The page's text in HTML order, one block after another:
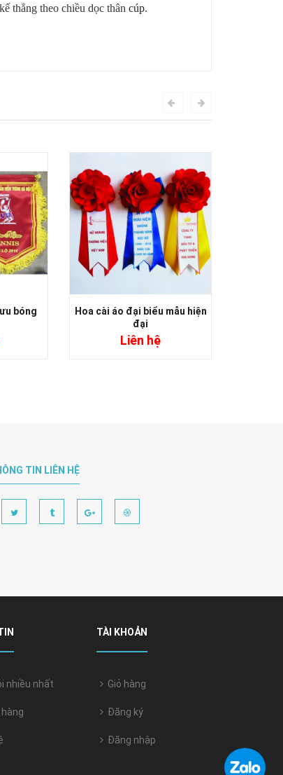
thẳng theo chiều dọc thân cúp.
bóng
Hoa cài áo đại biểu mẫu hiện
đại
Liên hệ
TIN LIÊN HỆ
nhiều nhất
hàng
TÀI KHOẢN
Giỏ hàng
Đăng ký
Đăng nhập